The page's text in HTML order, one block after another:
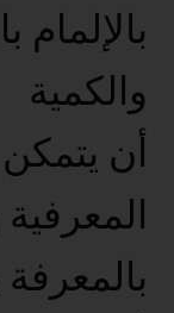
بالإلمام
والكمية
أن
المعرفية